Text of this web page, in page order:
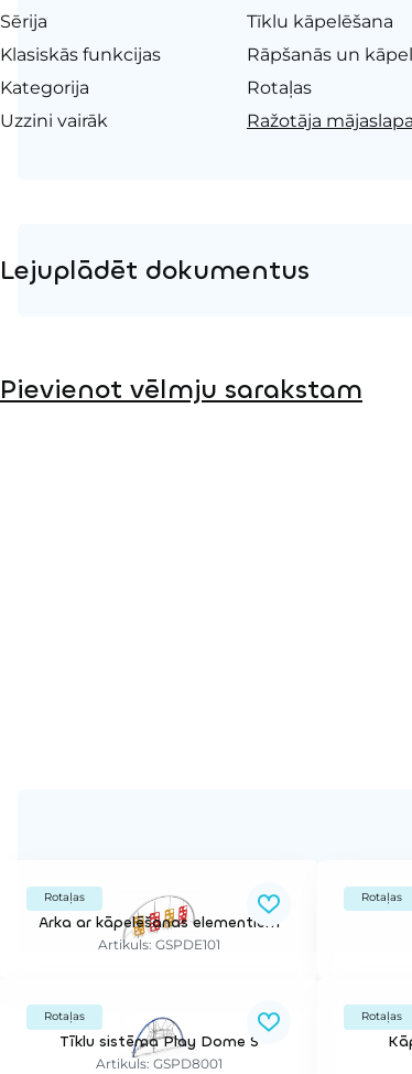
Sērija
Tīklu kāpelēšana
Klasiskās funkcijas
Rāpšanās un
Kategorija
Rotaļas
Uzzini vairāk
Ražotāja mājaslapa
Lejuplādēt dokumentus
Pievienot vēlmju sarakstam
Rotaļas
Arka ar kāpelēšanas elementiem
Artikuls: GSPDE101
Rotaļas
Rotaļas
Tīklu sistēma Play Dome S
Artikuls: GSPD8001
Rotaļas